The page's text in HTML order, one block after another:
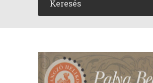
PODCAST